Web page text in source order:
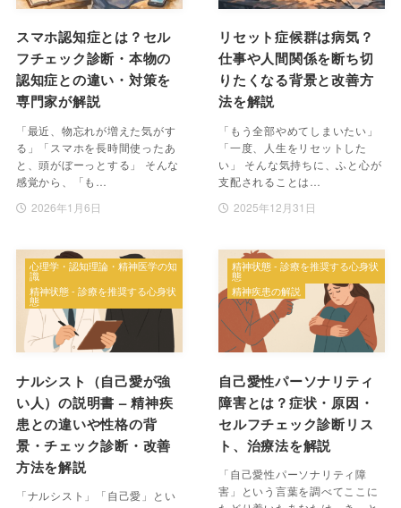
スマホ認知症とは？セル
フチェック診断・本物の
認知症との違い・対策を
専門家が解説
「最近、物忘れが増えた気がす
る」「スマホを長時間使ったあ
と、頭がぼーっとする」 そんな
感覚から、「も…
2026年1月6日
リセット症候群は病気？
仕事や人間関係を断ち切
りたくなる背景と改善方
法を解説
「もう全部やめてしまいたい」
「一度、人生をリセットした
い」 そんな気持ちに、ふと心が
支配されることは…
2025年12月31日
ナルシスト（自己愛が強
い人）の説明書 – 精神疾
患との違いや性格の背
景・チェック診断・改善
方法を解説
「ナルシスト」「自己愛」とい
心理学・認知理論・精神医学の知
識
精神状態 - 診療を推奨する心身状
態
自己愛性パーソナリティ
障害とは？症状・原因・
セルフチェック診断リス
ト、治療法を解説
「自己愛性パーソナリティ障
害」という言葉を調べてここに
精神状態 - 診療を推奨する心身状
態
精神疾患の解説